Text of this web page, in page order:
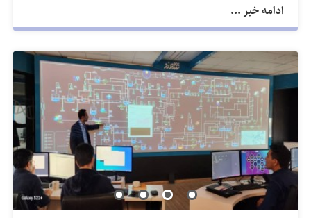
ادامه خبر ...